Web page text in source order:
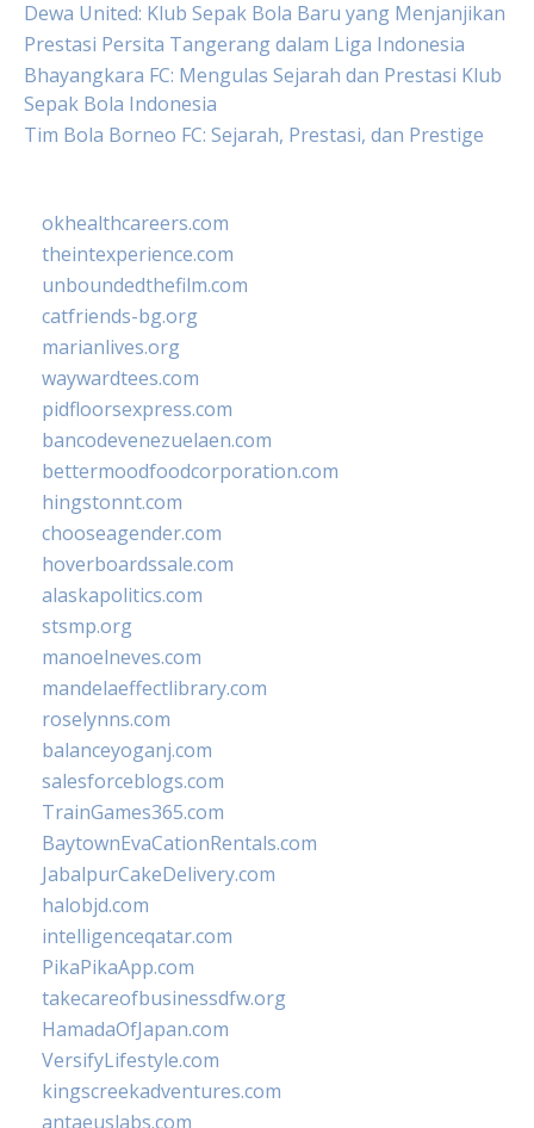
Dewa United: Klub Sepak Bola Baru yang Menjanjikan
Prestasi Persita Tangerang dalam Liga Indonesia
Bhayangkara FC: Mengulas Sejarah dan Prestasi Klub
Sepak Bola Indonesia
Tim Bola Borneo FC: Sejarah, Prestasi, dan Prestige
okhealthcareers.com
theintexperience.com
unboundedthefilm.com
catfriends-bg.org
marianlives.org
waywardtees.com
pidfloorsexpress.com
bancodevenezuelaen.com
bettermoodfoodcorporation.com
hingstonnt.com
chooseagender.com
hoverboardssale.com
alaskapolitics.com
stsmp.org
manoelneves.com
mandelaeffectlibrary.com
roselynns.com
balanceyoganj.com
salesforceblogs.com
TrainGames365.com
BaytownEvaCationRentals.com
JabalpurCakeDelivery.com
halobjd.com
intelligenceqatar.com
PikaPikaApp.com
takecareofbusinessdfw.org
HamadaOfJapan.com
VersifyLifestyle.com
kingscreekadventures.com
antaeuslabs.com